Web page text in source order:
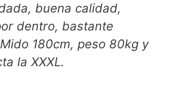
buena calidad,
dentro, bastante
180cm, peso 80kg y
la XXXL.